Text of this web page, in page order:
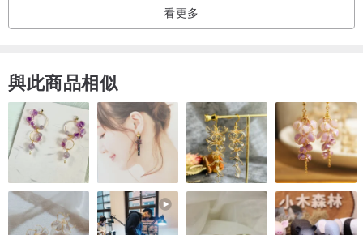
抱著不多，不少，剛剛好的生活態度
活在當下，享受生活為您帶來的一點一滴
【顏色】
【材質】
看更多
與此商品相似